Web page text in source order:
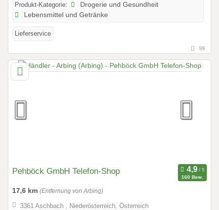
Produkt-Kategorie:
Drogerie und Gesundheit
Lebensmittel und Getränke
Lieferservice
99
Pehböck GmbH Telefon-Shop
160 Bew.
17,6 km (Entfernung von Arbing)
3361 Aschbach , Niederösterreich, Österreich